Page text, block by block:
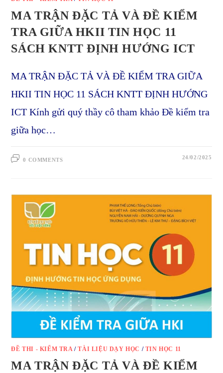
MA TRẬN ĐẶC TẢ VÀ ĐỀ KIỂM
TRA GIỮA HKII TIN HỌC 11
SÁCH KNTT ĐỊNH HƯỚNG ICT
MA TRẬN ĐẶC TẢ VÀ ĐỀ KIỂM TRA GIỮA
HKII TIN HỌC 11 SÁCH KNTT ĐỊNH HƯỚNG
ICT Kính gửi quý thầy cô tham khảo Đề kiểm tra
giữa học…
0 COMMENTS 24/02/2025
ĐỀ THI - KIỂM TRA/TÀI LIỆU DẠY HỌC / TIN HỌC 11
MA TRẬN ĐẶC TẢ VÀ ĐỀ KIỂM